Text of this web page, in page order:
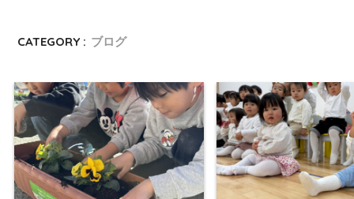
CATEGORY : ブログ